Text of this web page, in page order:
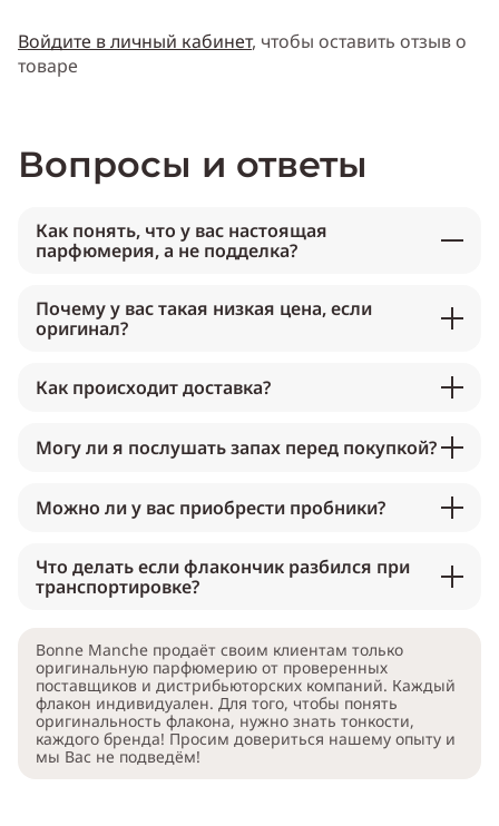
Войдите в личный кабинет, чтобы оставить отзыв о
товаре
Вопросы и ответы
Как понять, что у вас настоящая
парфюмерия, а не подделка?
Почему у вас такая низкая цена, если
оригинал?
Как происходит доставка?
Могу ли я послушать запах перед покупкой?
Можно ли у вас приобрести пробники?
Что делать если флакончик разбился при
транспортировке?
Bonne Manche продаёт своим клиентам только
оригинальную парфюмерию от проверенных
поставщиков и дистрибьюторских компаний. Каждый
флакон индивидуален. Для того, чтобы понять
оригинальность флакона, нужно знать тонкости,
каждого бренда! Просим довериться нашему опыту и
мы Вас не подведём!